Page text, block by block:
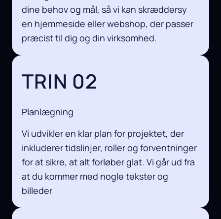
dine behov og mål, så vi kan skræddersy
en hjemmeside eller webshop, der passer
præcist til dig og din virksomhed.
TRIN 02
Planlægning
Vi udvikler en klar plan for projektet, der
inkluderer tidslinjer, roller og forventninger
for at sikre, at alt forløber glat. Vi går ud fra
at du kommer med nogle tekster og
billeder